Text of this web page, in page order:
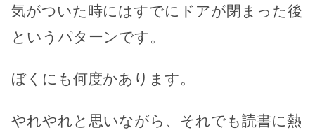
気がついた時にはすでにドアが閉まった後
というパターンです。
ぼくにも何度かあります。
やれやれと思いながら、それでも読書に熱